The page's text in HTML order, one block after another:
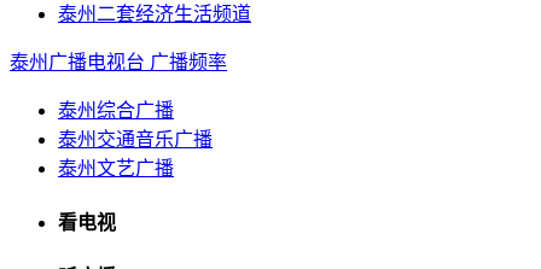
泰州二套经济生活频道
泰州广播电视台 广播频率
泰州综合广播
泰州交通音乐广播
泰州文艺广播
看电视